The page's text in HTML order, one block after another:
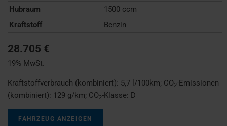
Hubraum
1500 ccm
Kraftstoff
Benzin
28.705 €
19% MwSt.
Kraftstoffverbrauch (kombiniert): 5,7 l/100km; CO2-Emissionen
(kombiniert): 129 g/km; CO2-Klasse: D
FAHRZEUG ANZEIGEN